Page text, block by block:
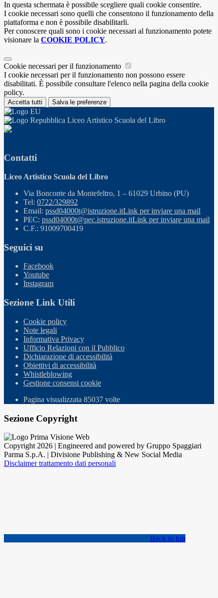
In questa schermata è possibile scegliere quali cookie consentire.
I cookie necessari sono quelli che consentono il funzionamento della
piattaforma e non è possibile disabilitarli.
Per conoscere quali sono i cookie necessari al funzionamento potete
visionare la COOKIE POLICY.
Cookie necessari per il funzionamento
I cookie necessari per il funzionamento non possono essere
disabilitati. È possibile consultare l'elenco nella pagina della cookie
policy.
Accetta tutti Salva le preferenze
Liceo Artistico Scuola del Libro
Contatti
Liceo Artistico Scuola del Libro
Via Bonconte da Montefeltro, 1 – 61029 Urbino (PU)
Tel: 0722/329892
Email: pssd04000t@istruzione.itLink per inviare una mail
PEC: pssd04000t@pec.istruzione.itLink per inviare una mail
C.F.: 91009700419
Seguici su
Facebook
Youtube
Instagram
Sezione Link Utili
Cookie policy
Note legali
Informativa Privacy
Ufficio Relazioni con il Pubblico
Dichiarazione di accessibilità
Obiettivi di accessibilità
Whistleblowing
Gestione consensi cookie
Pagina visualizzata 85037 volte
Sezione Copyright
Copyright 2026 | Engineered and powered by Gruppo Spaggiari
Parma S.p.A. | Divisione Publishing & New Social Media
Disclaimer trattamento dati personali
Back to top